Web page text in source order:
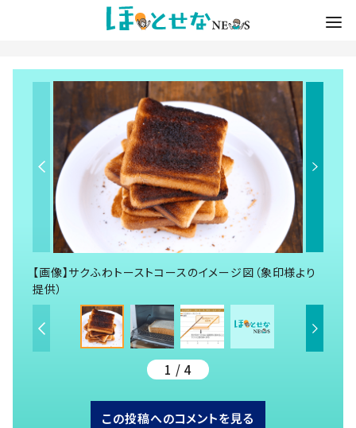
【画像】サクふわトーストコースのイメージ図（象印様より
提供）
1 / 4
この投稿へのコメントを見る